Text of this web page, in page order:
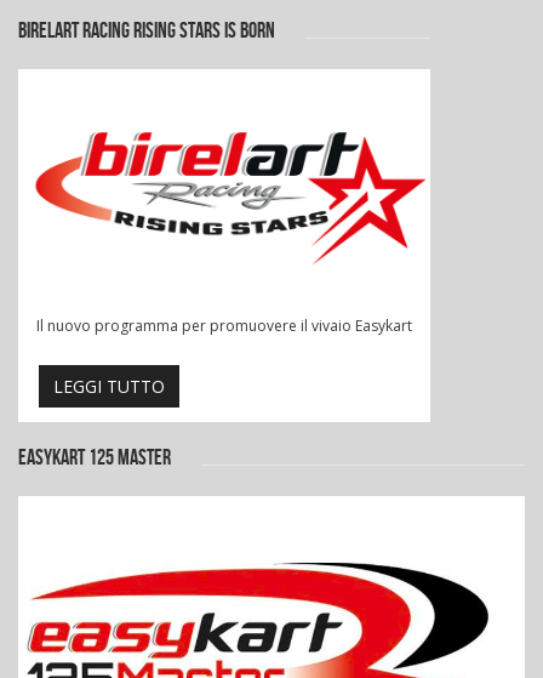
BIRELART RACING RISING STARS IS BORN
Il nuovo programma per promuovere il vivaio Easykart
LEGGI TUTTO
EASYKART 125 MASTER